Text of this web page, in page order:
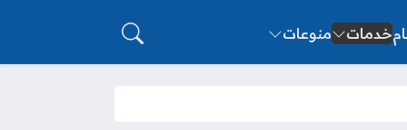
خدمات منوعات